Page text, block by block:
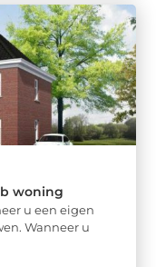
woning
u een eigen
Wanneer u